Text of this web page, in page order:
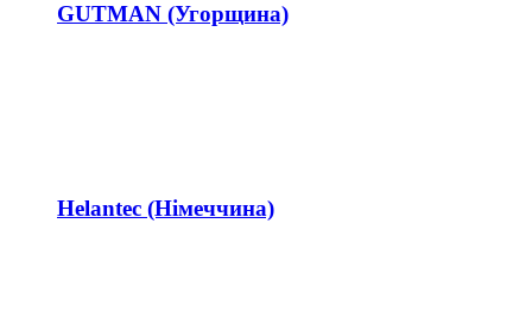
GUTMAN (Угорщина)
Helantec (Німеччина)